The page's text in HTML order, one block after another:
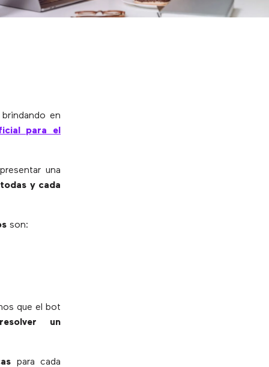
en
para el
una
y cada
son:
que el bot
un
para cada